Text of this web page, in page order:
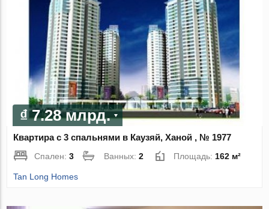
₫ 7.28 млрд.
Квартира с 3 спальнями в Каузяй, Ханой , № 1977
Спален:3 Ванных:2 Площадь: 162 м²
Tan Long Homes